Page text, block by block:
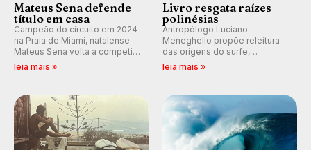
Mateus Sena defende
título em casa
Campeão do circuito em 2024
na Praia de Miami, natalense
Mateus Sena volta a competir
em casa em busca de manter a
leia mais »
Livro resgata raízes
polinésias
Antropólogo Luciano
Meneghello propõe releitura
das origens do surfe,
resgatando a cultura polinésia
prática em esporte e indústria.
leia mais »